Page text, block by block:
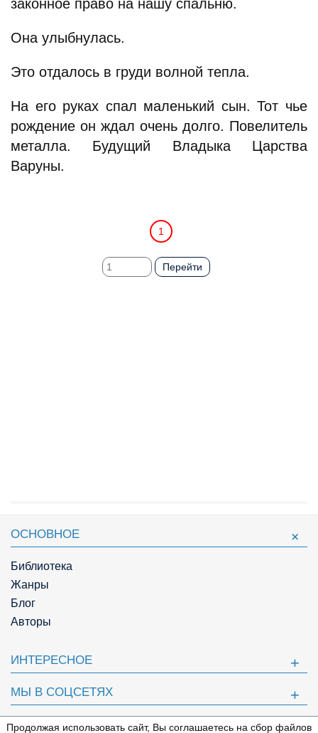
законное право на нашу спальню.
Она улыбнулась.
Это отдалось в груди волной тепла.
На его руках спал маленький сын. Тот чье
рождение он ждал очень долго. Повелитель
металла. Будущий Владыка Царства
Варуны.
1
Перейти
ОСНОВНОЕ
Библиотека
Жанры
Блог
Авторы
ИНТЕРЕСНОЕ
МЫ В СОЦСЕТЯХ
ПОЛЕЗНОЕ
Продолжая использовать сайт, Вы соглашаетесь на сбор файлов